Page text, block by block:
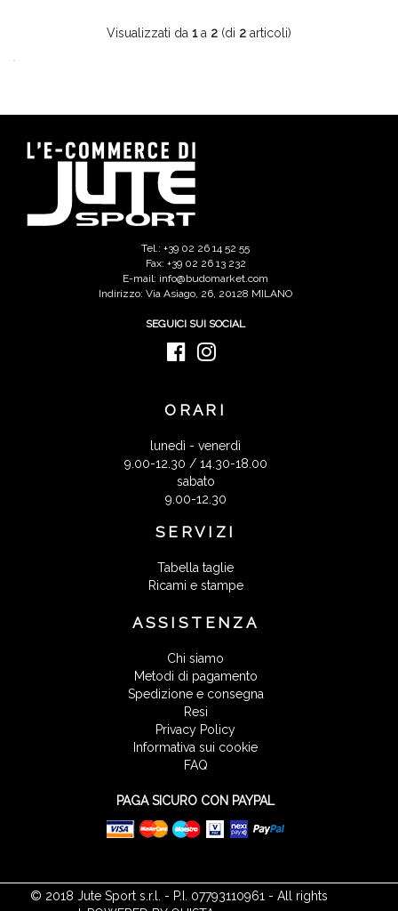
Visualizzati da 1a 2 (di 2 articoli)
Tel.: +39 02 26 14 52 55
Fax: +39 02 26 13 232
E-mail: info@budomarket.com
Indirizzo: Via Asiago, 26, 20128 MILANO
SEGUICI SUI SOCIAL
ORARI
lunedì - venerdì
9.00-12.30 / 14.30-18.00
sabato
9.00-12.30
SERVIZI
Tabella taglie
Ricami e stampe
ASSISTENZA
Chi siamo
Metodi di pagamento
Spedizione e consegna
Resi
Privacy Policy
Informativa sui cookie
FAQ
PAGA SICURO CON PAYPAL
© 2018 Jute Sport s.r.l. - P.I. 07793110961 - All rights